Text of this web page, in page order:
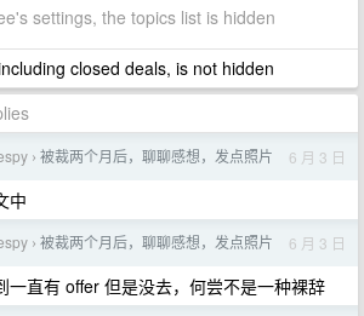
settings, the topics list is hidden
closed deals, is not hidden
› 被裁两个月后，聊聊感想，发点照片 6 月 3 日
中
› 被裁两个月后，聊聊感想，发点照片 6 月 3 日
一直有 offer 但是没去，何尝不是一种裸辞